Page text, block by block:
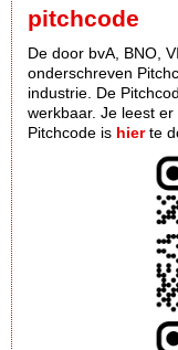
pitchcode
De door bvA, BNO,
onderschreven
industrie. De
werkbaar. Je leest er
Pitchcode is hierte